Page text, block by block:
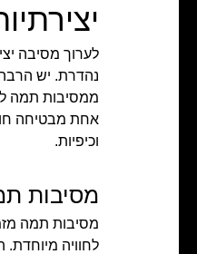
לערוך מסיבה
נהדרת. יש
ממסיבות תמה
אחת מבטיחה
וכיפיות.
מסיבות
מסיבות תמה
לחוויה מיוחדת.